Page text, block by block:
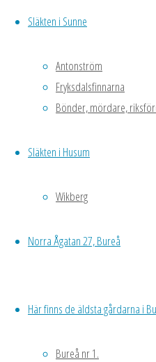
Släkten i Sunne
Antonström
Fryksdalsfinnarna
Bönder, mördare,
Släkten i Husum
Wikberg
Norra Ågatan 27, Bureå
Här finns de äldsta gårdarna i
Bureå nr 1.
1915
Bakre
Helmer